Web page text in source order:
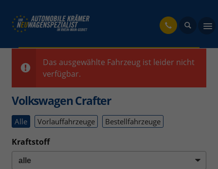
Das ausgewählte Fahrzeug ist leider nicht
verfügbar.
Volkswagen Crafter
Alle Vorlauffahrzeuge Bestellfahrzeuge
Kraftstoff